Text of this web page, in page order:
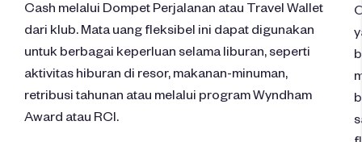
Cash melalui Dompet Perjalanan atau Travel Wallet
dari klub. Mata uang fleksibel ini dapat digunakan
untuk berbagai keperluan selama liburan,seperti
aktivitas hiburan di resor, makanan-minuman,
retribusi tahunan atau melalui program Wyndham
Award atau RCI.